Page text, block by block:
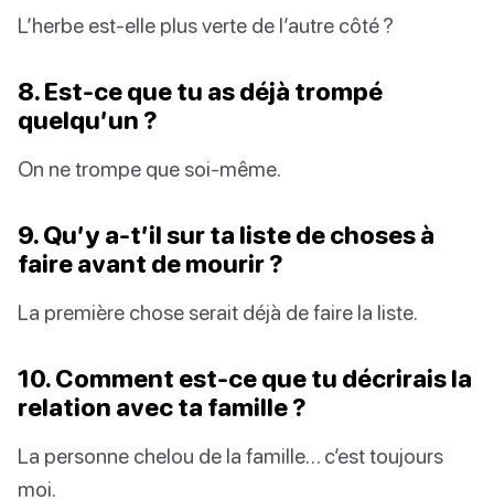
L’herbe est-elle plus verte de l’autre côté ?
8. Est-ce que tu as déjà trompé
quelqu’un ?
On ne trompe que soi-même.
9. Qu’y a-t’il sur ta liste de choses à
faire avant de mourir ?
La première chose serait déjà de faire la liste.
10. Comment est-ce que tu décrirais la
relation avec ta famille ?
La personne chelou de la famille… c’est toujours
moi.